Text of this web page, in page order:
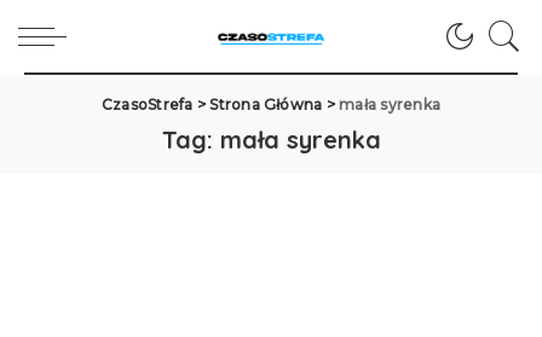
CzasoStrefa >Strona Główna >mała syrenka
Tag: mała syrenka